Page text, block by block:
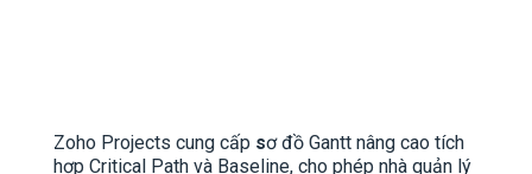
Zoho Projects cung cấp sơ đồ Gantt nâng cao tích
hợp Critical Path và Baseline, cho phép nhà quản lý